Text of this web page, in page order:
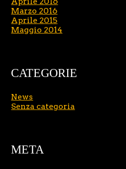
Marzo 2016
Aprile 2015
Maggio 2014
CATEGORIE
News
Senza categoria
META